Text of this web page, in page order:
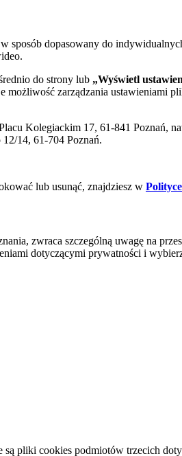
sposób dopasowany do
do strony lub „Wyświetl
zarządzania ustawieniami
Kolegiackim 17, 61-841 Poznań,
14, 61-704 Poznań.
lub usunąć, znajdziesz w
zwraca szczególną uwagę na
dotyczącymi prywatności i
pliki cookies podmiotów trzecich